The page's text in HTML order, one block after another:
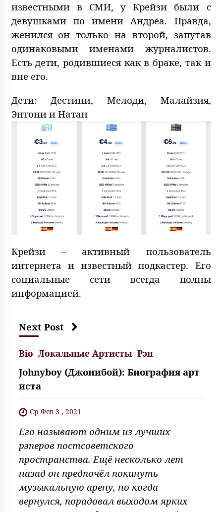
известными в СМИ, у Крейзи были с
девушками по имени Андреа. Правда,
женился он только на второй, запутав
одинаковыми именами журналистов.
Есть дети, родившиеся как в браке, так и
вне его.
Дети: Дестини, Мелоди, Малайзия,
Энтони и Натан
Крейзи – активный пользователь
интернета и известный подкастер. Его
социальные сети всегда полны
информацией.
Next Post
Bio Локальные Артисты Рэп
Johnyboy (Джонибой): Биография арт
иста
Ср Фев 3 , 2021
Его называют одним из лучших
рэперов постсоветского
пространства. Ещё несколько лет
назад он предпочёл покинуть
музыкальную арену, но когда
вернулся, порадовал выходом ярких